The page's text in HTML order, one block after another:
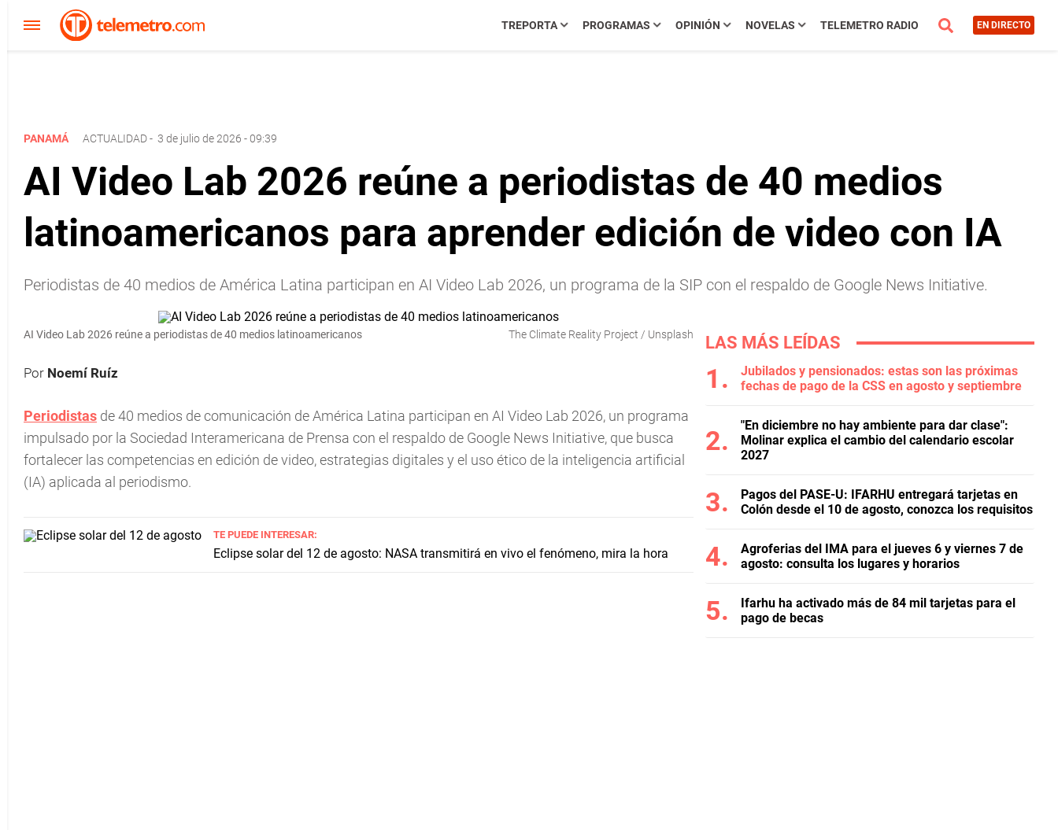
TREPORTA PROGRAMAS OPINIÓN NOVELAS TELEMETRO RADIO EN DIRECTO
PANAMÁ ACTUALIDAD- 3 de julio de 2026 - 09:39
AI Video Lab 2026 reúne a periodistas de 40 medios
latinoamericanos para aprender edición de video con IA
Periodistas de 40 medios de América Latina participan en AI Video Lab 2026, un programa de la SIP con el respaldo de Google News Initiative.
AI Video Lab 2026 reúne a periodistas de 40 medios latinoamericanos The Climate Reality Project / Unsplash
Por Noemí Ruíz
Periodistas de 40 medios de comunicación de América Latina participan en AI Video Lab 2026, un programa
impulsado por la Sociedad Interamericana de Prensa con el respaldo de Google News Initiative, que busca
fortalecer las competencias en edición de video, estrategias digitales y el uso ético de la inteligencia artificial
(IA) aplicada al periodismo.
TE PUEDE INTERESAR:
Eclipse solar del 12 de agosto: NASA transmitirá en vivo el fenómeno, mira la hora
LAS MÁS LEÍDAS
Jubilados y pensionados: estas son las próximas
fechas de pago de la CSS en agosto y septiembre
"En diciembre no hay ambiente para dar clase":
Molinar explica el cambio del calendario escolar
2027
Pagos del PASE-U: IFARHU entregará tarjetas en
Colón desde el 10 de agosto, conozca los requisitos
Agroferias del IMA para el jueves 6 y viernes 7 de
agosto: consulta los lugares y horarios
Ifarhu ha activado más de 84 mil tarjetas para el
pago de becas